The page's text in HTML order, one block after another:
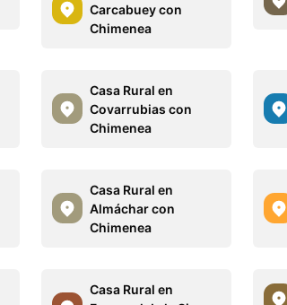
Carcabuey con
Chimenea
Casa Rural en
Covarrubias con
Chimenea
Casa Rural en
Almáchar con
Chimenea
Casa Rural en